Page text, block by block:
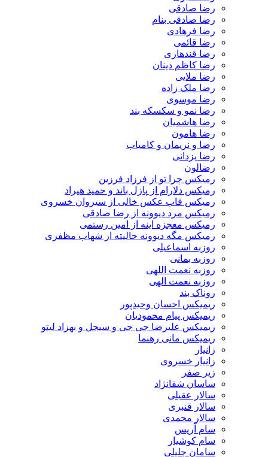
رضا صادقی
رضا صادقی بنام
رضا فرهادی
رضا قائمی
رضا قندهاری
رضا کاظم دینان
رضا ملایی
رضا ملک زاده
رضا موسوی
رضا نمو و سکسکه بند
رضا هاشمیان
رضا هامون
رضا و نریمان و کامیاب
رضا یزدانی
رضالون
رمیکس چرا تو از فرزاد فرزین
رمیکس دلارام از پازل باند و حمید هیراد
رمیکس قاب عکس خالی از سیروان خسروی
رمیکس مرد دیوونه از رضا صادقی
رمیکس معجزه اینه از امین رستمی
رمیکس مگه دیوونه حالیته از شهاب مظفری
روزبه اسماعیلی
روزبه بمانی
روزبه نعمت اللهی
روزبه نعمت الهی
روناک بند
ریمیکس احسان وحیدپور
ریمیکس پیام محمودیان
ریمیکس علیرضا جی جی و سیجل و بهزاد لیتو
ریمیکس مانی رهنما
زانیار
زانیار خسروی
زیر صفر
ساسان شفانژاد
سالار عقیلی
سالار قنبری
سالار محمدی
سام آریس
سام کوشیار
سامان جلیلی